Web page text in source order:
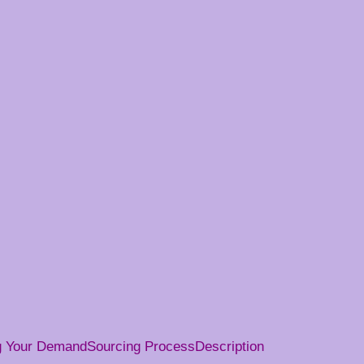
Description
Sourcing Process
Your Demand